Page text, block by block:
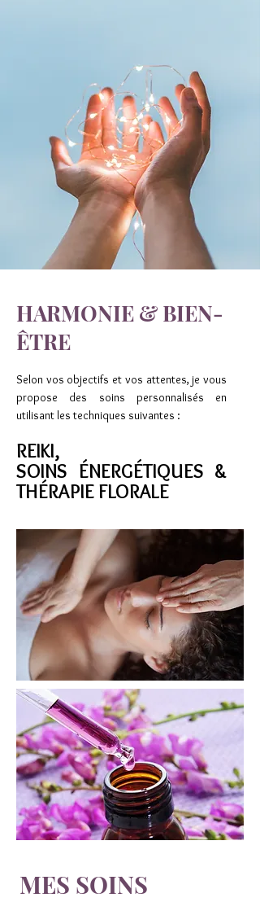
HARMONIE & BIEN-
ÊTRE
Selon vos objectifs et vos attentes, je vous
propose des soins personnalisés en
utilisant les techniques suivantes :
REIKI,
SOINS ÉNERGÉTIQUES &
THÉRAPIE FLORALE
MES SOINS